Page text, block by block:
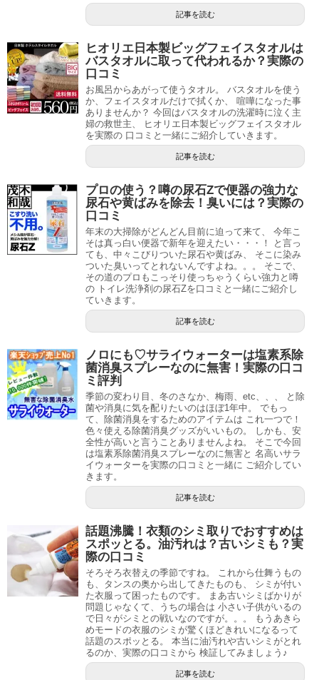
記事を読む
ヒオリエ日本製ビッグフェイスタオルは
バスタオルに取って代われるか？実際の
口コミ
お風呂からあがって使うタオル。 バスタオルを使う
か、フェイスタオルだけで拭くか、 喧嘩になった事
ありませんか？ 今回はバスタオルの洗濯時に泣く主
婦の救世主、 ヒオリエ日本製ビッグフェイスタオル
を実際の 口コミと一緒にご紹介していきます。
記事を読む
プロの使う？噂の尿石Zで便器の強力な
尿石や黄ばみを除去！臭いには？実際の
口コミ
年末の大掃除がどんどん目前に迫って来て、 今年こ
そは真っ白い便器で新年を迎えたい・・・！ と言っ
ても、中々こびりついた尿石や黄ばみ、 そこに染み
ついた臭いってとれないんですよね。。。 そこで、
その道のプロもこっそり使っちゃうくらい強力と噂
の トイレ洗浄剤の尿石Zを口コミと一緒にご紹介し
ていきます。
記事を読む
ノロにも♡サライウォーターは塩素系除
菌消臭スプレーなのに無害！実際の口コ
ミ評判
季節の変わり目、冬のさなか、梅雨、etc、、、 と除
菌や消臭に気を配りたいのはほぼ1年中。 でもっ
て、除菌消臭をするためのアイテムは これ一つで！
色々使える除菌消臭グッズがいいもの。 しかも、安
全性が高いと言うことありませんよね。 そこで今回
は塩素系除菌消臭スプレーなのに無害と 名高いサラ
イウォーターを実際の口コミと一緒に ご紹介してい
きます。
記事を読む
話題沸騰！衣類のシミ取りでおすすめは
スポッとる。油汚れは？古いシミも？実
際の口コミ
そろそろ衣替えの季節ですね。 これから仕舞うもの
も、タンスの奥から出してきたものも、 シミが付い
た衣服って困ったものです。 まあ古いシミばかりが
問題じゃなくて、うちの場合は 小さい子供がいるの
で日々がシミとの戦いなのですが。。。 もうあきら
めモードの衣服のシミが驚くほどきれいになるって
話題のスポッとる。 本当に油汚れや古いシミがとれ
るのか、実際の口コミから 検証してみましょう♪
記事を読む